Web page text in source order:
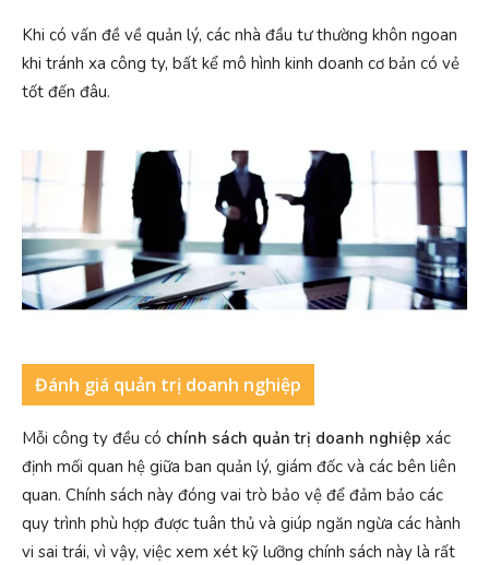
Khi có vấn đề về quản lý, các nhà đầu tư thường khôn ngoan
khi tránh xa công ty, bất kể mô hình kinh doanh cơ bản có vẻ
tốt đến đâu.
Đánh giá quản trị doanh nghiệp
Mỗi công ty đều có chính sách quản trị doanh nghiệp xác
định mối quan hệ giữa ban quản lý, giám đốc và các bên liên
quan. Chính sách này đóng vai trò bảo vệ để đảm bảo các
quy trình phù hợp được tuân thủ và giúp ngăn ngừa các hành
vi sai trái, vì vậy, việc xem xét kỹ lưỡng chính sách này là rất